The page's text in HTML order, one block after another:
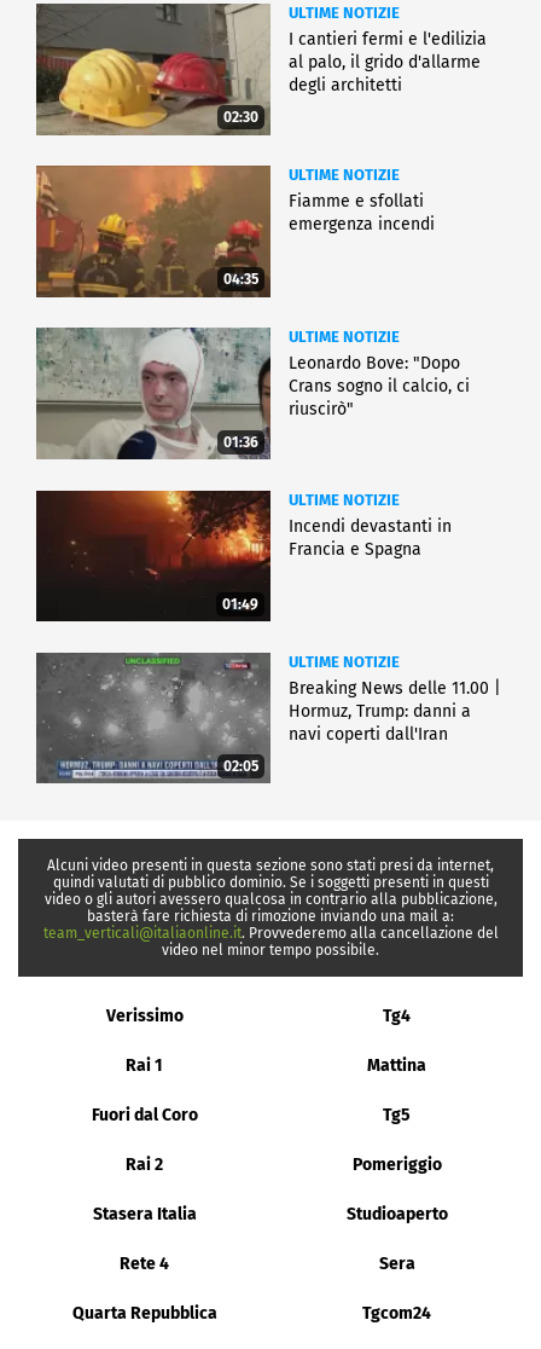
02:30
ULTIME NOTIZIE
I cantieri fermi e l'edilizia
al palo, il grido d'allarme
degli architetti
04:35
ULTIME NOTIZIE
Fiamme e sfollati
emergenza incendi
01:36
ULTIME NOTIZIE
Leonardo Bove: "Dopo
Crans sogno il calcio, ci
riuscirò"
01:49
ULTIME NOTIZIE
Incendi devastanti in
Francia e Spagna
02:05
ULTIME NOTIZIE
Breaking News delle 11.00 |
Hormuz, Trump: danni a
navi coperti dall'Iran
Alcuni video presenti in questa sezione sono stati presi da internet,
quindi valutati di pubblico dominio. Se i soggetti presenti in questi
video o gli autori avessero qualcosa in contrario alla pubblicazione,
basterà fare richiesta di rimozione inviando una mail a:
team_verticali@italiaonline.it. Provvederemo alla cancellazione del
video nel minor tempo possibile.
Verissimo Tg4
Rai 1 Mattina
Fuori dal Coro Tg5
Rai 2 Pomeriggio
Stasera Italia Studioaperto
Rete 4 Sera
Quarta Repubblica Tgcom24